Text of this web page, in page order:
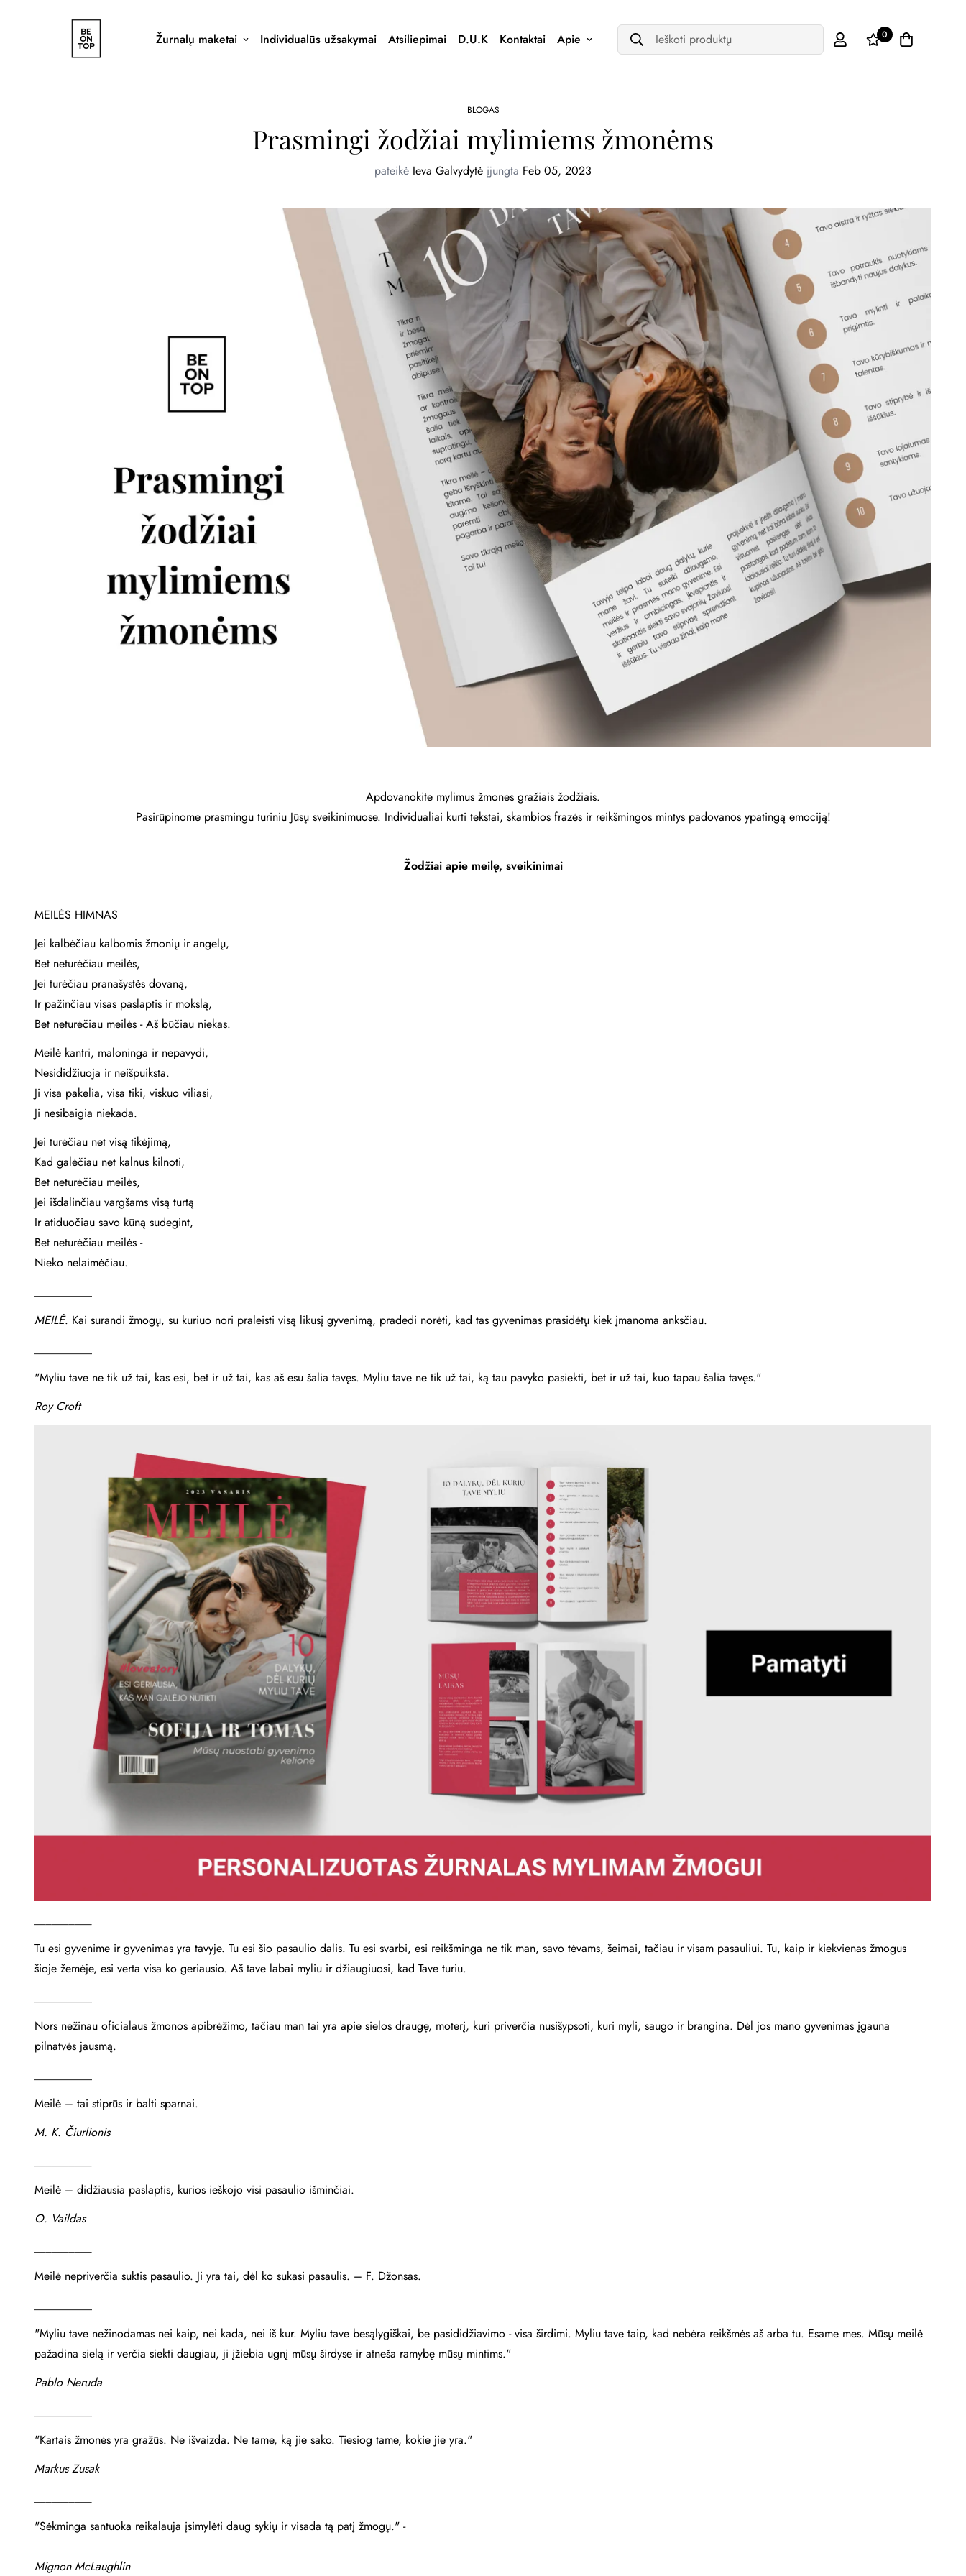
Žurnalų maketai Individualūs užsakymai Atsiliepimai D.U.K Kontaktai Apie Ieškoti produktų 0
BLOGAS
Prasmingi žodžiai mylimiems žmonėms
pateikė Ieva Galvydytė įjungta Feb 05, 2023
Apdovanokite mylimus žmones gražiais žodžiais.
Pasirūpinome prasmingu turiniu Jūsų sveikinimuose. Individualiai kurti tekstai, skambios frazės ir reikšmingos mintys padovanos ypatingą emociją!
Žodžiai apie meilę, sveikinimai
MEILĖS HIMNAS
Jei kalbėčiau kalbomis žmonių ir angelų,
Bet neturėčiau meilės,
Jei turėčiau pranašystės dovaną,
Ir pažinčiau visas paslaptis ir mokslą,
Bet neturėčiau meilės - Aš būčiau niekas.
Meilė kantri, maloninga ir nepavydi,
Nesididžiuoja ir neišpuiksta.
Ji visa pakelia, visa tiki, viskuo viliasi,
Ji nesibaigia niekada.
Jei turėčiau net visą tikėjimą,
Kad galėčiau net kalnus kilnoti,
Bet neturėčiau meilės,
Jei išdalinčiau vargšams visą turtą
Ir atiduočiau savo kūną sudegint,
Bet neturėčiau meilės -
Nieko nelaimėčiau.
MEILĖ. Kai surandi žmogų, su kuriuo nori praleisti visą likusį gyvenimą, pradedi norėti, kad tas gyvenimas prasidėtų kiek įmanoma anksčiau.
"Myliu tave ne tik už tai, kas esi, bet ir už tai, kas aš esu šalia tavęs. Myliu tave ne tik už tai, ką tau pavyko pasiekti, bet ir už tai, kuo tapau šalia tavęs."
Roy Croft
Tu esi gyvenime ir gyvenimas yra tavyje. Tu esi šio pasaulio dalis. Tu esi svarbi, esi reikšminga ne tik man, savo tėvams, šeimai, tačiau ir visam pasauliui. Tu, kaip ir kiekvienas žmogus
šioje žemėje, esi verta visa ko geriausio. Aš tave labai myliu ir džiaugiuosi, kad Tave turiu.
Nors nežinau oficialaus žmonos apibrėžimo, tačiau man tai yra apie sielos draugę, moterį, kuri priverčia nusišypsoti, kuri myli, saugo ir brangina. Dėl jos mano gyvenimas įgauna
pilnatvės jausmą.
Meilė – tai stiprūs ir balti sparnai.
M. K. Čiurlionis
Meilė – didžiausia paslaptis, kurios ieškojo visi pasaulio išminčiai.
O. Vaildas
Meilė nepriverčia suktis pasaulio. Ji yra tai, dėl ko sukasi pasaulis. – F. Džonsas.
"Myliu tave nežinodamas nei kaip, nei kada, nei iš kur. Myliu tave besąlygiškai, be pasididžiavimo - visa širdimi. Myliu tave taip, kad nebėra reikšmės aš arba tu. Esame mes. Mūsų meilė
pažadina sielą ir verčia siekti daugiau, ji įžiebia ugnį mūsų širdyse ir atneša ramybę mūsų mintims."
Pablo Neruda
"Kartais žmonės yra gražūs. Ne išvaizda. Ne tame, ką jie sako. Tiesiog tame, kokie jie yra."
Markus Zusak
"Sėkminga santuoka reikalauja įsimylėti daug sykių ir visada tą patį žmogų." -
Mignon McLaughlin
Išbandykite
Atsisiųskite mūsų pilnai paruoštą maketą ir
personalizuotą žurnalo viršelį susikurkite vos per
kelias minutes!
ATSISIŲSTI
Atsisiųsdamas sutinku tapti prenumeratoriumi
Norėdami gauti daugiau informacijos apie tai, kaip mes tvarkome jūsų
duomenis rinkodaros tikslais. Patikrinkite mūsų "Privatumo politiką".